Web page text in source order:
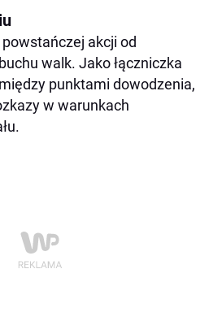
akcji od
walk. Jako łączniczka
punktami dowodzenia,
w warunkach